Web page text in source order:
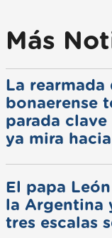
Más
La rearmada
bonaerense
parada clave
ya mira
El papa
la Argentina
tres escalas